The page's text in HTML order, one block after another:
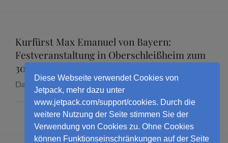
Kurfürst Max Emanuel von Bayern:
Festveranstaltung in Oberschleißheim zum
300. Todestag mit Dr. Marcus Junkelmann
Datum:
Diese Webseite verwendet Cookies von
Jetpack, mehr dazu unter
www.jetpack.com/support/cookies. Durch die
weitere Nutzung der Seite stimmen Sie der
Verwendung von Cookies zu. Ohne Cookies
können Funktionseinschränkungen auf der Seite